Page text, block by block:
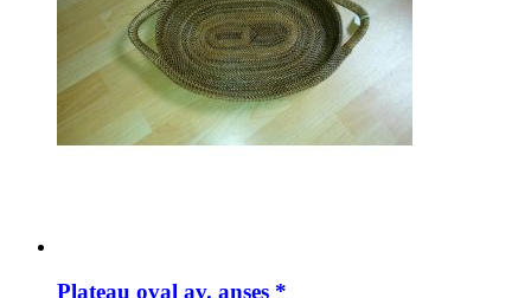
Plateau oval av. anses *